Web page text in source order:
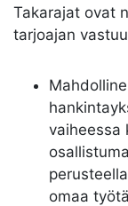
Takarajat ovat
tarjoajan
vaiheessa
omaa